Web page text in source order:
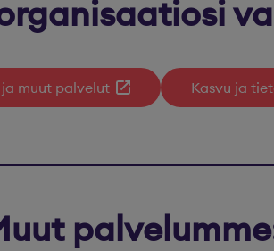
muut palvelut Kasvu ja